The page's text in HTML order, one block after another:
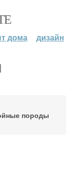
дома дизайн
породы